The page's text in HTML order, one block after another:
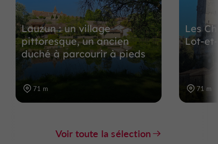
Lauzun : un village
pittoresque, un ancien
duché à parcourir à pieds
71 m
Les
Lot-
71 m
Voir toute la sélection